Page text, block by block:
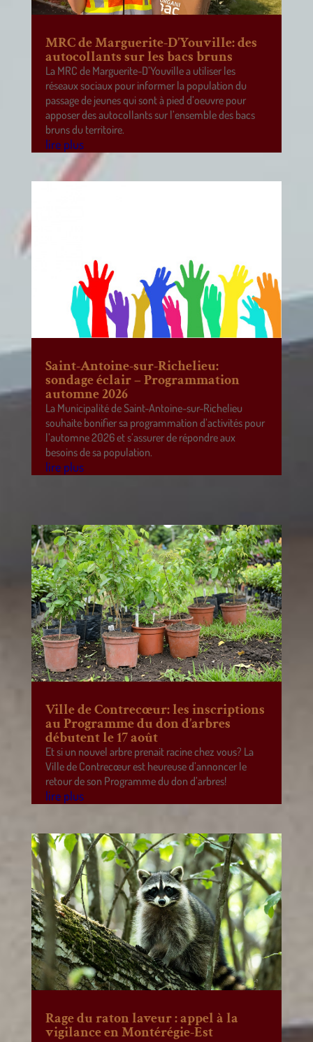
MRC de Marguerite-D’Youville: des
autocollants sur les bacs bruns
La MRC de Marguerite-D’Youville a utiliser les
réseaux sociaux pour informer la population du
passage de jeunes qui sont à pied d’oeuvre pour
apposer des autocollants sur l’ensemble des bacs
bruns du territoire.
lire plus
Saint-Antoine-sur-Richelieu:
sondage éclair – Programmation
automne 2026
La Municipalité de Saint-Antoine-sur-Richelieu
souhaite bonifier sa programmation d’activités pour
l’automne 2026 et s’assurer de répondre aux
besoins de sa population.
lire plus
Ville de Contrecœur: les inscriptions
au Programme du don d’arbres
débutent le 17 août
Et si un nouvel arbre prenait racine chez vous? La
Ville de Contrecœur est heureuse d’annoncer le
retour de son Programme du don d’arbres!
lire plus
Rage du raton laveur : appel à la
vigilance en Montérégie-Est